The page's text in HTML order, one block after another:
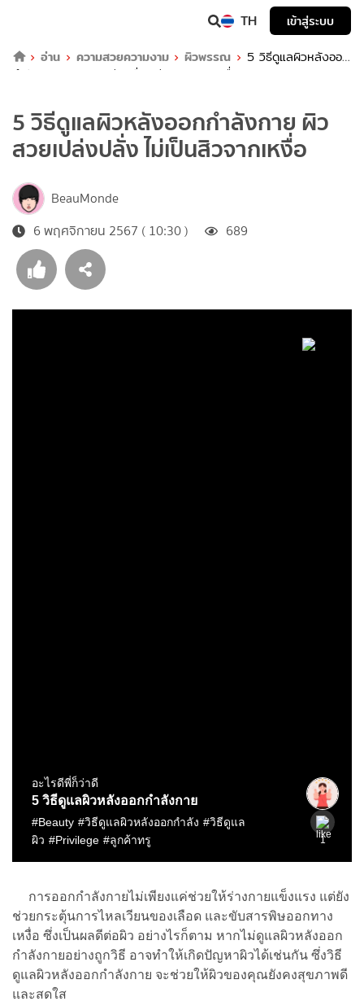
TH
เข้าสู่ระบบ
อ่าน
ความสวยความงาม ผิวพรรณ
5 วิธีดูแลผิวหลังออก
กำลังกาย ผิวสวยเปล่งปลั่ง ไม่เป็นสิวจากเหงื่อ
5 วิธีดูแลผิวหลังออกกำลังกาย ผิว
สวยเปล่งปลั่ง ไม่เป็นสิวจากเหงื่อ
BeauMonde
6 พฤศจิกายน 2567 ( 10:30 )
689
การออกกำลังกายไม่เพียงแค่ช่วยให้ร่างกายแข็งแรง แต่ยัง
ช่วยกระตุ้นการไหลเวียนของเลือด และขับสารพิษออกทาง
เหงื่อ ซึ่งเป็นผลดีต่อผิว อย่างไรก็ตาม หากไม่ดูแลผิวหลังออก
กำลังกายอย่างถูกวิธี อาจทำให้เกิดปัญหาผิวได้เช่นกัน ซึ่งวิธี
ดูแลผิวหลังออกกำลังกาย จะช่วยให้ผิวของคุณยังคงสุขภาพดี
และสดใส